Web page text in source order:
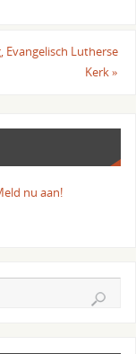
Evangelisch Lutherse
Kerk»
nu aan!